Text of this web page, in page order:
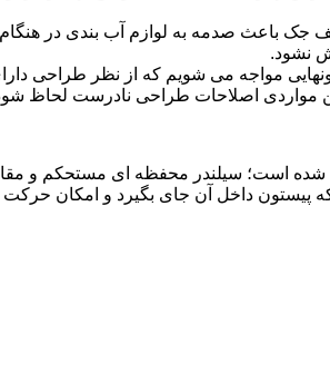
باعث صدمه به لوازم آب بندی در هنگام
نشود.
مواجه می شویم که از نظر طراحی
مواردی اصلاحات طراحی نادرست لحاظ
شده است؛ سیلندر محفظه ای مستحکم و
داخل آن جای بگیرد و امکان